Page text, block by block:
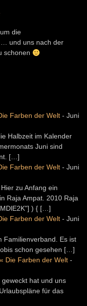
die
… und uns nach der
schonen
Farben der Welt - Juni
Halbzeit im Kalender
Juni sind
[…]
Farben der Welt - Juni
zu Anfang ein
Raja Ampat. 2010 Raja
) { […]
Farben der Welt - Juni
Es ist
schon gesehen […]
Die Farben der Welt -
hat und uns
für das